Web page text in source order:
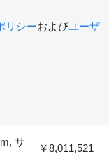
リシーおよびユーザ
サ
￥8,011,521